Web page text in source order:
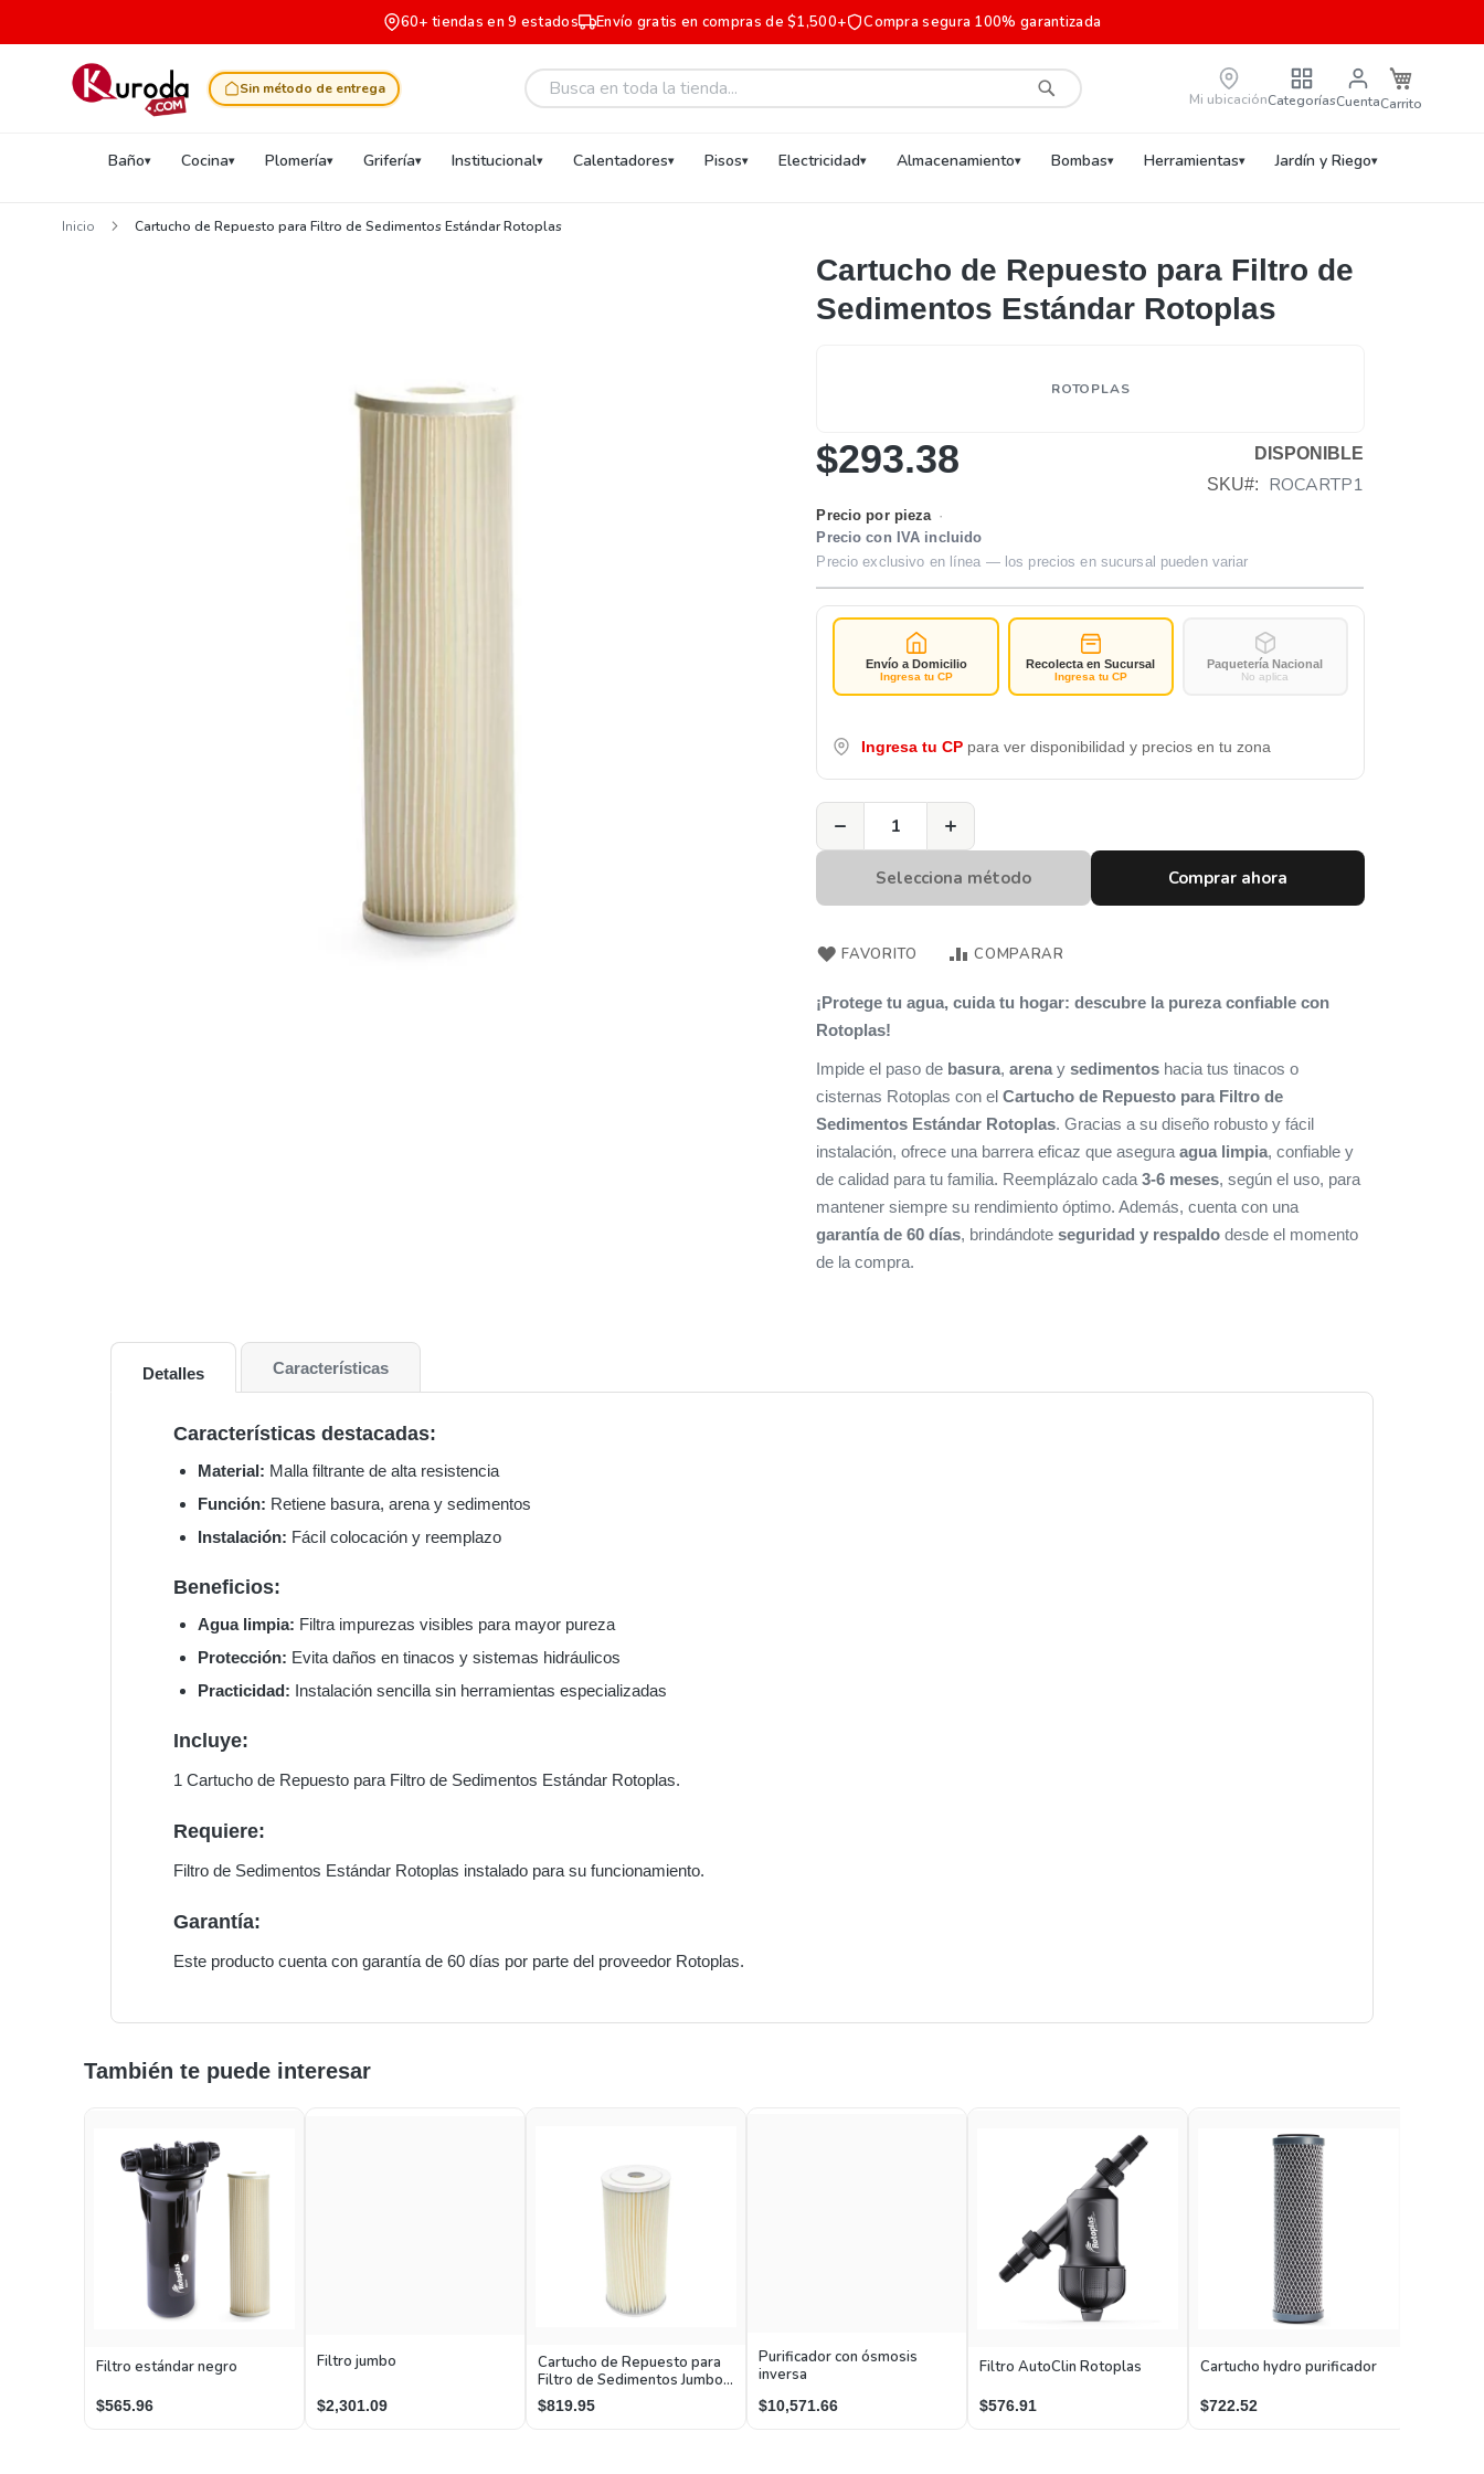
60+ tiendas en 9 estados Envío gratis en compras de $1,500+ Compra segura 100% garantizada
Carrito de
Mi ubicaciónCategoríasCuenta
Sin método de entrega
Baño Cocina Plomería Grifería Institucional Calentadores Pisos Electricidad Almacenamiento Bombas Herramientas Jardín y Riego
Inicio Cartucho de Repuesto para Filtro de Sedimentos Estándar Rotoplas
Cartucho de Repuesto para Filtro de
Sedimentos Estándar Rotoplas
ROTOPLAS
$293.38
DISPONIBLE
SKU
ROCARTP1
Precio por pieza ·
Precio con IVA incluido
Precio exclusivo en línea — los precios en sucursal pueden variar
Envío a Domicilio
Ingresa tu CP
Recolecta en Sucursal
Ingresa tu CP
Paquetería Nacional
No aplica
Ingresa tu CP para ver disponibilidad y precios en tu zona
− +
Selecciona método Comprar ahora
FAVORITO COMPARAR
¡Protege tu agua, cuida tu hogar: descubre la pureza confiable con
Rotoplas!
Impide el paso de basura,arena ysedimentos hacia tus tinacos o
cisternas Rotoplas con elCartucho de Repuesto para Filtro de
Sedimentos Estándar Rotoplas. Gracias a su diseño robusto y fácil
instalación, ofrece una barrera eficaz que aseguraagua limpia, confiable y
de calidad para tu familia. Reemplázalo cada3-6 meses, según el uso, para
mantener siempre su rendimiento óptimo. Además, cuenta con una
garantía de 60 días, brindándoteseguridad y respaldo desde el momento
de la compra.
Detalles
Características destacadas:
Material: Malla filtrante de alta resistencia
Función: Retiene basura, arena y sedimentos
Instalación: Fácil colocación y reemplazo
Beneficios:
Agua limpia: Filtra impurezas visibles para mayor pureza
Protección: Evita daños en tinacos y sistemas hidráulicos
Practicidad: Instalación sencilla sin herramientas especializadas
Incluye:
1 Cartucho de Repuesto para Filtro de Sedimentos Estándar Rotoplas.
Requiere:
Filtro de Sedimentos Estándar Rotoplas instalado para su funcionamiento.
Garantía:
Este producto cuenta con garantía de 60 días por parte del proveedor Rotoplas.
Características
También te puede interesar
Filtro estándar negro
$565.96
Filtro jumbo
$2,301.09
Cartucho de Repuesto para
Filtro de Sedimentos Jumbo
Rotoplas
$819.95
Purificador con ósmosis
inversa
$10,571.66
Filtro AutoClin Rotoplas
$576.91
Cartucho hydro purificador
$722.52